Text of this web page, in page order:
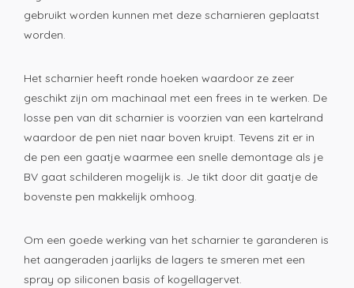
gebruikt worden kunnen met deze scharnieren geplaatst
worden.
Het scharnier heeft ronde hoeken waardoor ze zeer
geschikt zijn om machinaal met een frees in te werken. De
losse pen van dit scharnier is voorzien van een kartelrand
waardoor de pen niet naar boven kruipt. Tevens zit er in
de pen een gaatje waarmee een snelle demontage als je
BV gaat schilderen mogelijk is. Je tikt door dit gaatje de
bovenste pen makkelijk omhoog.
Om een goede werking van het scharnier te garanderen is
het aangeraden jaarlijks de lagers te smeren met een
spray op siliconen basis of kogellagervet.